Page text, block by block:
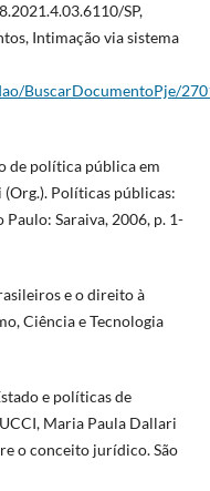
SP,
Intimação via sistema
BuscarDocumentoPje/
de política pública em
Políticas públicas:
Saraiva, 2006, p. 1-
e o direito à
Ciência e Tecnologia
e políticas de
Maria Paula Dallari
o conceito jurídico. São